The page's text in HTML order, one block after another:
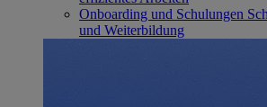
Onboarding und Schulungen
und Weiterbildung